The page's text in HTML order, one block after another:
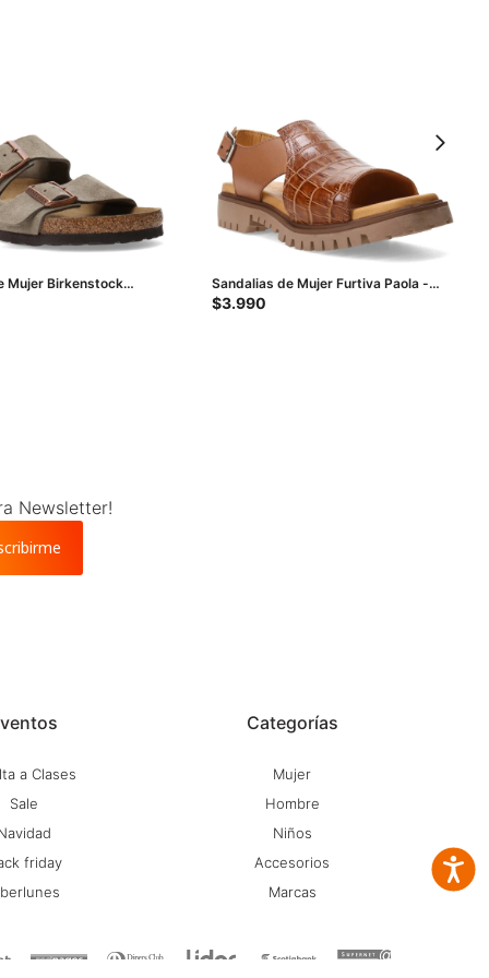
Mujer Birkenstock
Sandalias de Mujer Furtiva Paola -
Marrón (Croco)
$3.990
a Clases
Sale
friday
Categorías
Mujer
Hombre
Niños
Accesorios
Marcas
Newsletter!